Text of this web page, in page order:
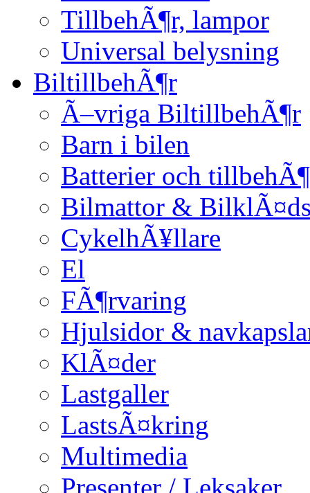
TillbehÃ¶r, lampor
Universal belysning
BiltillbehÃ¶r
Ã–vriga BiltillbehÃ¶r
Barn i bilen
Batterier och
Bilmattor &
CykelhÃ¥llare
El
FÃ¶rvaring
Hjulsidor &
KlÃ¤der
Lastgaller
LastsÃ¤kring
Multimedia
Presenter / Leksaker